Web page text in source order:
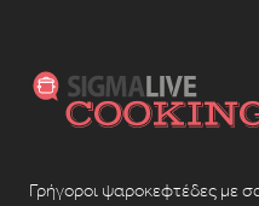
Γρήγοροι ψαροκεφτέδες με